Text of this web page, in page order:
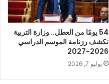
54 يومًا من العطل.. وزارة التربية
تكشف رزنامة الموسم الدراسي
2026-2027
يوليو 7, 2026